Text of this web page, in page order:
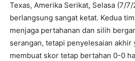
Texas, Amerika Serikat, Selasa (7/
berlangsung sangat ketat. Kedua
menjaga pertahanan dan silih
serangan, tetapi penyelesaian
membuat skor tetap bertahan 0-0